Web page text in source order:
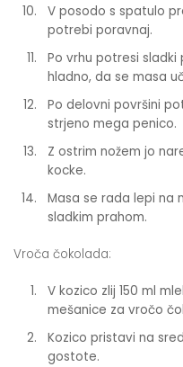
V posodo s spatulo
potrebi poravnaj.
Po vrhu potresi
hladno, da se masa
Po delovni površini
strjeno mega penico.
Z ostrim nožem jo
kocke.
Masa se rada lepi na
sladkim prahom.
Vroča čokolada:
V kozico zlij 150 ml
mešanice za vročo
Kozico pristavi na
gostote.